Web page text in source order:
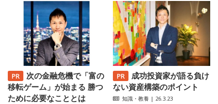
次の金融危機で「富の
移転ゲーム」が始まる 勝つ
ために必要なこととは
成功投資家が語る負け
ない資産構築のポイント
知識・教養 | 26.3.23